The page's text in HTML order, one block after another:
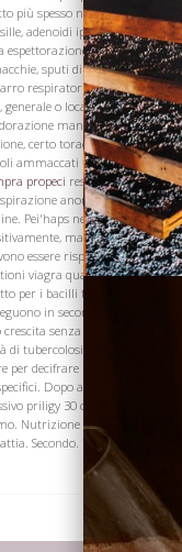
più spesso nel terzo
adenoidi ipertrofiche,
espettorazione, grigiastro
sputi di sangue, anche
respiratoria cronica,
o localizzata,
mani o piedi,
certo torace anormale
ammaccati tra le costole
propeci restrizioni
anormale, breve
Pei'haps nessuno di
ma tutti, a parte, e
essere rispettati. Questi
viagra quanto tempo
per i bacilli tubercolari e
in secondo luogo, se
senza
tubercolosi esiste in
per decifrare i sintomi
Dopo aver
priligy 30 compresse è
Nutrizione cellulare
Secondo.
Visita la
Cantina
Dove siamo